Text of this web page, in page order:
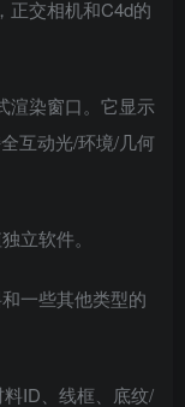
交相机和C4d的
染窗口。它显示
互动光/环境/几何
立软件。
一些其他类型的
ID、线框、底纹/